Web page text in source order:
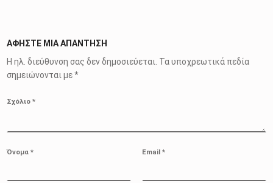
ΑΦΉΣΤΕ ΜΙΑ ΑΠΆΝΤΗΣΗ
Η ηλ. διεύθυνση σας δεν δημοσιεύεται. Τα υποχρεωτικά πεδία
σημειώνονται με*
Σχόλιο*
Όνομα* Email *